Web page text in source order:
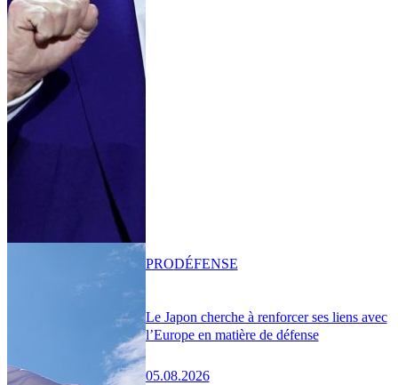
Le Japon cherche à renforcer ses liens avec
l’Europe en matière de défense
05.08.2026
PRODÉFENSE